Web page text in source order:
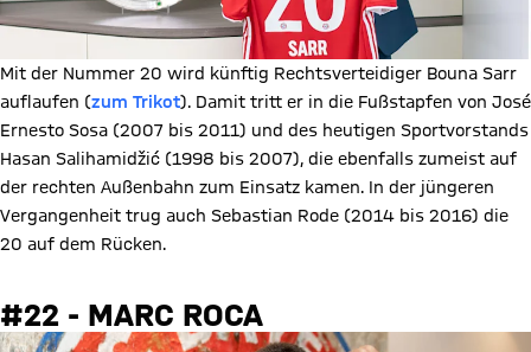
Mit der Nummer 20 wird künftig Rechtsverteidiger Bouna Sarr
auflaufen (zum Trikot). Damit tritt er in die Fußstapfen von José
Ernesto Sosa (2007 bis 2011) und des heutigen Sportvorstands
Hasan Salihamidžić (1998 bis 2007), die ebenfalls zumeist auf
der rechten Außenbahn zum Einsatz kamen. In der jüngeren
Vergangenheit trug auch Sebastian Rode (2014 bis 2016) die
20 auf dem Rücken.
#22 - MARC ROCA